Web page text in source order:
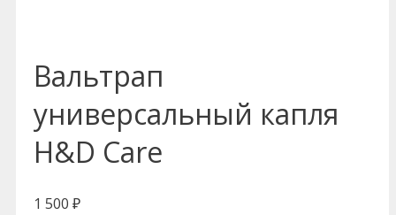
Вальтрап
универсальный капля
H&D Care
1 500 ₽